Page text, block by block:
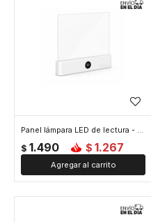
Panel lámpara LED de lectura - Blanco
$ 1.490 $ 1.267